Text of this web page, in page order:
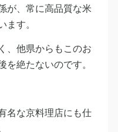
が、常に高品質な米
ます。
、他県からもこのお
を絶たないのです。
名な京料理店にも仕